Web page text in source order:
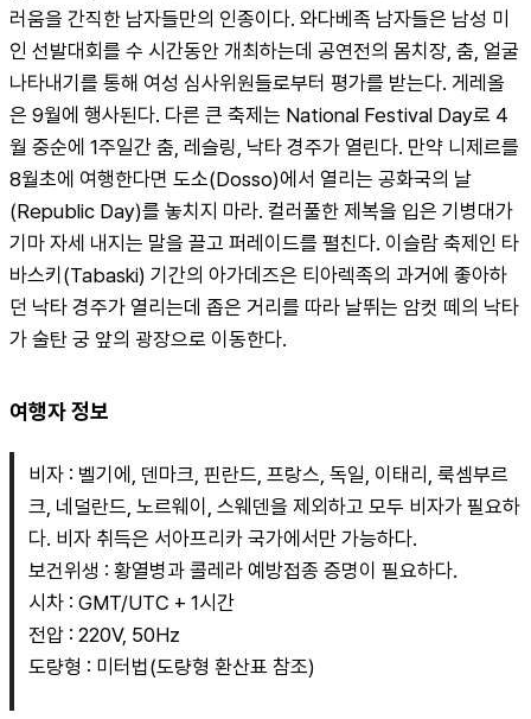
러움을 간직한 남자들만의 인종이다. 와다베족 남자들은 남성 미
인 선발대회를 수 시간동안 개최하는데 공연전의 몸치장, 춤, 얼굴
나타내기를 통해 여성 심사위원들로부터 평가를 받는다. 게레올
은 9월에 행사된다. 다른 큰 축제는 National Festival Day로 4
월 중순에 1주일간 춤, 레슬링, 낙타 경주가 열린다. 만약 니제르를
8월초에 여행한다면 도소(Dosso)에서 열리는 공화국의 날
(Republic Day)를 놓치지 마라. 컬러풀한 제복을 입은 기병대가
기마 자세 내지는 말을 끌고 퍼레이드를 펼친다. 이슬람 축제인 타
바스키(Tabaski) 기간의 아가데즈은 티아렉족의 과거에 좋아하
던 낙타 경주가 열리는데 좁은 거리를 따라 날뛰는 암컷 떼의 낙타
가 술탄 궁 앞의 광장으로 이동한다.
여행자 정보
비자 : 벨기에, 덴마크, 핀란드, 프랑스, 독일, 이태리, 룩셈부르
크, 네덜란드, 노르웨이, 스웨덴을 제외하고 모두 비자가 필요하
다. 비자 취득은 서아프리카 국가에서만 가능하다.
보건위생 : 황열병과 콜레라 예방접종 증명이 필요하다.
시차 : GMT/UTC + 1시간
전압 : 220V, 50Hz
도량형 : 미터법(도량형 환산표 참조)